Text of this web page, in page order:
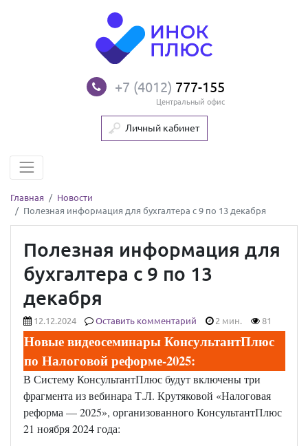
+7 (4012) 777-155
Центральный офис
Личный кабинет
Главная
Новости
Полезная информация для бухгалтера с 9 по 13 декабря
Полезная информация для
бухгалтера с 9 по 13
декабря
12.12.2024 Оставить комментарий 2 мин. 81
Новые видеосеминары КонсультантПлюс
по Налоговой реформе-2025:
В Систему КонсультантПлюс будут включены три
фрагмента из вебинара Т.Л. Крутяковой «Налоговая
реформа — 2025», организованного КонсультантПлюс
21 ноября 2024 года: